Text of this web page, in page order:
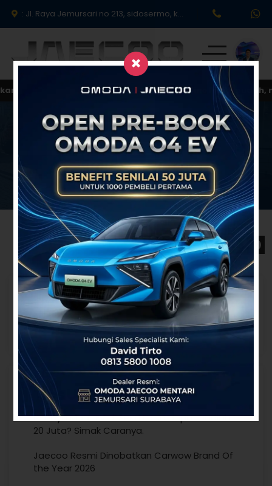
: Jl. Raya Jemursari no 213, sidosermo, kec Wonocolo Surabaya 60239.
Produk
Promo & Event
Testimoni
Simulasi Kredit
kapan saja dan dimana saja secara online lebih mudah,
Handover Jaecoo J5 EV
Cari
Search
Tips Update
Isi Daya Mobil EV di SPKLU bisa dapat hadiah
20 Juta? Simak Caranya.
Jaecoo Resmi Dinobatkan Carwow Brand Of
the Year 2026